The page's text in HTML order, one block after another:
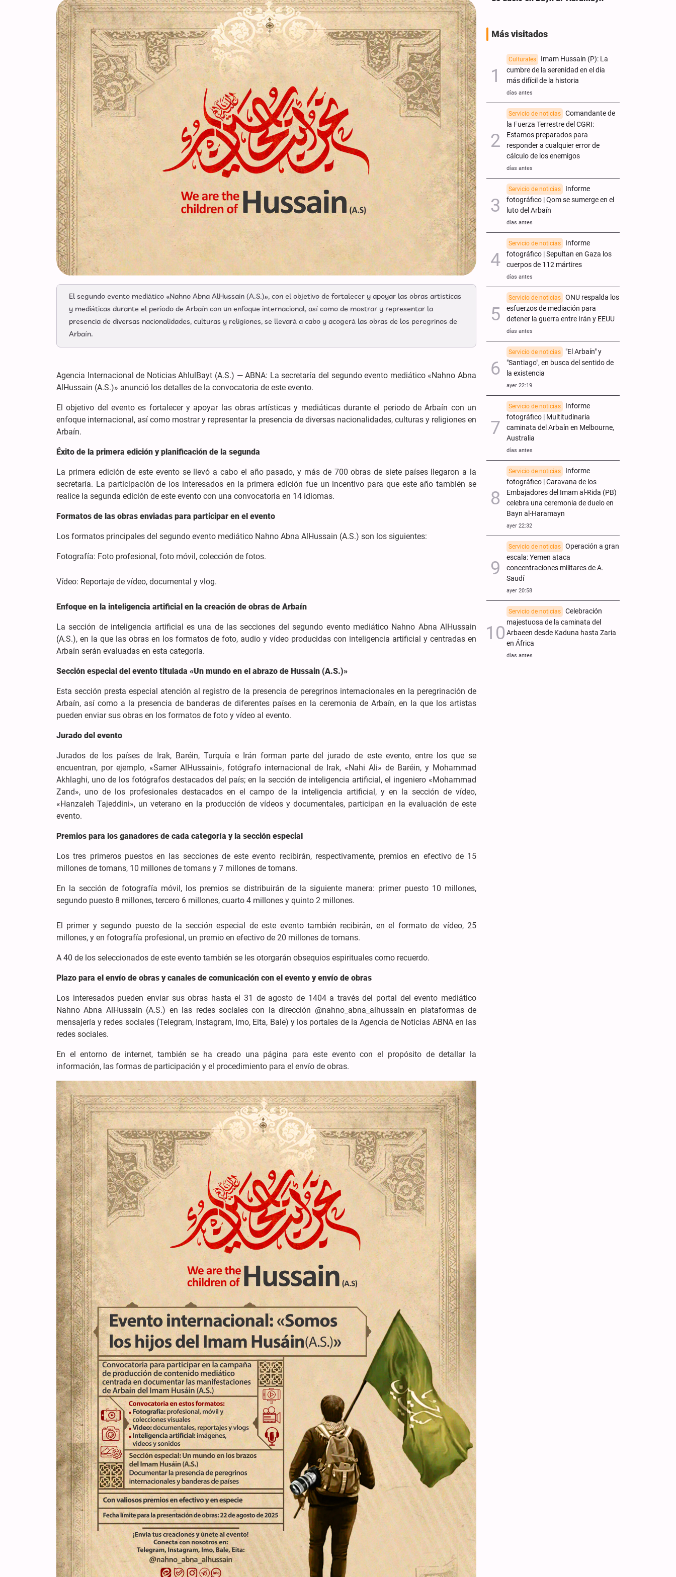
El segundo evento mediático «Nahno Abna AlHussain (A.S.)», con el objetivo de fortalecer y apoyar las obras artísticas
y mediáticas durante el periodo de Arbaín con un enfoque internacional, así como de mostrar y representar la
presencia de diversas nacionalidades, culturas y religiones, se llevará a cabo y acogerá las obras de los peregrinos de
Arbaín.
Agencia Internacional de Noticias AhlulBayt (A.S.) — ABNA: La secretaría del segundo evento mediático «Nahno Abna
AlHussain (A.S.)» anunció los detalles de la convocatoria de este evento.
El objetivo del evento es fortalecer y apoyar las obras artísticas y mediáticas durante el periodo de Arbaín con un
enfoque internacional, así como mostrar y representar la presencia de diversas nacionalidades, culturas y religiones en
Arbaín.
Éxito de la primera edición y planificación de la segunda
La primera edición de este evento se llevó a cabo el año pasado, y más de 700 obras de siete países llegaron a la
secretaría. La participación de los interesados en la primera edición fue un incentivo para que este año también se
realice la segunda edición de este evento con una convocatoria en 14 idiomas.
Formatos de las obras enviadas para participar en el evento
Los formatos principales del segundo evento mediático Nahno Abna AlHussain (A.S.) son los siguientes:
Fotografía: Foto profesional, foto móvil, colección de fotos.
Vídeo: Reportaje de vídeo, documental y vlog.
Enfoque en la inteligencia artificial en la creación de obras de Arbaín
La sección de inteligencia artificial es una de las secciones del segundo evento mediático Nahno Abna AlHussain
(A.S.), en la que las obras en los formatos de foto, audio y vídeo producidas con inteligencia artificial y centradas en
Arbaín serán evaluadas en esta categoría.
Sección especial del evento titulada «Un mundo en el abrazo de Hussain (A.S.)»
Esta sección presta especial atención al registro de la presencia de peregrinos internacionales en la peregrinación de
Arbaín, así como a la presencia de banderas de diferentes países en la ceremonia de Arbaín, en la que los artistas
pueden enviar sus obras en los formatos de foto y vídeo al evento.
Jurado del evento
Jurados de los países de Irak, Baréin, Turquía e Irán forman parte del jurado de este evento, entre los que se
encuentran, por ejemplo, «Samer AlHussaini», fotógrafo internacional de Irak, «Nahi Ali» de Baréin, y Mohammad
Akhlaghi, uno de los fotógrafos destacados del país; en la sección de inteligencia artificial, el ingeniero «Mohammad
Zand», uno de los profesionales destacados en el campo de la inteligencia artificial, y en la sección de vídeo,
«Hanzaleh Tajeddini», un veterano en la producción de vídeos y documentales, participan en la evaluación de este
evento.
Premios para los ganadores de cada categoría y la sección especial
Los tres primeros puestos en las secciones de este evento recibirán, respectivamente, premios en efectivo de 15
millones de tomans, 10 millones de tomans y 7 millones de tomans.
En la sección de fotografía móvil, los premios se distribuirán de la siguiente manera: primer puesto 10 millones,
segundo puesto 8 millones, tercero 6 millones, cuarto 4 millones y quinto 2 millones.
El primer y segundo puesto de la sección especial de este evento también recibirán, en el formato de vídeo, 25
millones, y en fotografía profesional, un premio en efectivo de 20 millones de tomans.
A 40 de los seleccionados de este evento también se les otorgarán obsequios espirituales como recuerdo.
Plazo para el envío de obras y canales de comunicación con el evento y envío de obras
Los interesados pueden enviar sus obras hasta el 31 de agosto de 1404 a través del portal del evento mediático
Nahno Abna AlHussain (A.S.) en las redes sociales con la dirección @nahno_abna_alhussain en plataformas de
mensajería y redes sociales (Telegram, Instagram, Imo, Eita, Bale) y los portales de la Agencia de Noticias ABNA en las
redes sociales.
En el entorno de internet, también se ha creado una página para este evento con el propósito de detallar la
información, las formas de participación y el procedimiento para el envío de obras.
Más visitados
Culturales
Imam Hussain (P): La
cumbre de la serenidad en el día
más difícil de la historia
días antes
Servicio de noticias
Comandante de
la Fuerza Terrestre del CGRI:
Estamos preparados para
responder a cualquier error de
cálculo de los enemigos
días antes
Servicio de noticias
Informe
fotográfico | Qom se sumerge en el
luto del Arbaín
días antes
Servicio de noticias
Informe
fotográfico | Sepultan en Gaza los
cuerpos de 112 mártires
días antes
Servicio de noticias
ONU respalda los
esfuerzos de mediación para
detener la guerra entre Irán y EEUU
días antes
Servicio de noticias
"El Arbaín" y
"Santiago", en busca del sentido de
la existencia
ayer 22:19
Servicio de noticias
Informe
fotográfico | Multitudinaria
caminata del Arbaín en Melbourne,
Australia
días antes
Servicio de noticias
Informe
fotográfico | Caravana de los
Embajadores del Imam al-Rida (PB)
celebra una ceremonia de duelo en
Bayn al-Haramayn
ayer 22:32
Servicio de noticias
Operación a gran
escala: Yemen ataca
concentraciones militares de A.
Saudí
ayer 20:58
Servicio de noticias
Celebración
majestuosa de la caminata del
Arbaeen desde Kaduna hasta Zaria
en África
días antes